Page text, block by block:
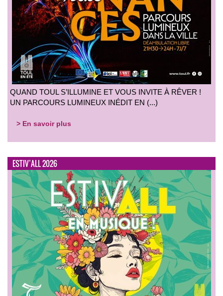
QUAND TOUL S’ILLUMINE ET VOUS INVITE À RÊVER !
UN PARCOURS LUMINEUX INÉDIT EN (...)
> En savoir plus
ESTIV’ALL 2026